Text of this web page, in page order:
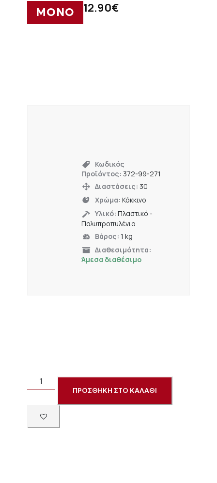
ΜΟΝΟ 12.90€
Κωδικός
Προϊόντος: 372-99-271
Διαστάσεις: 30
Χρώμα:Κόκκινο
Υλικό:Πλαστικό -
Πολυπροπυλένιο
Βάρος:1 kg
Διαθεσιμότητα:
Άμεσα διαθέσιμο
ΠΡΟΣΘΗΚΗ ΣΤΟ ΚΑΛΑΘΙ